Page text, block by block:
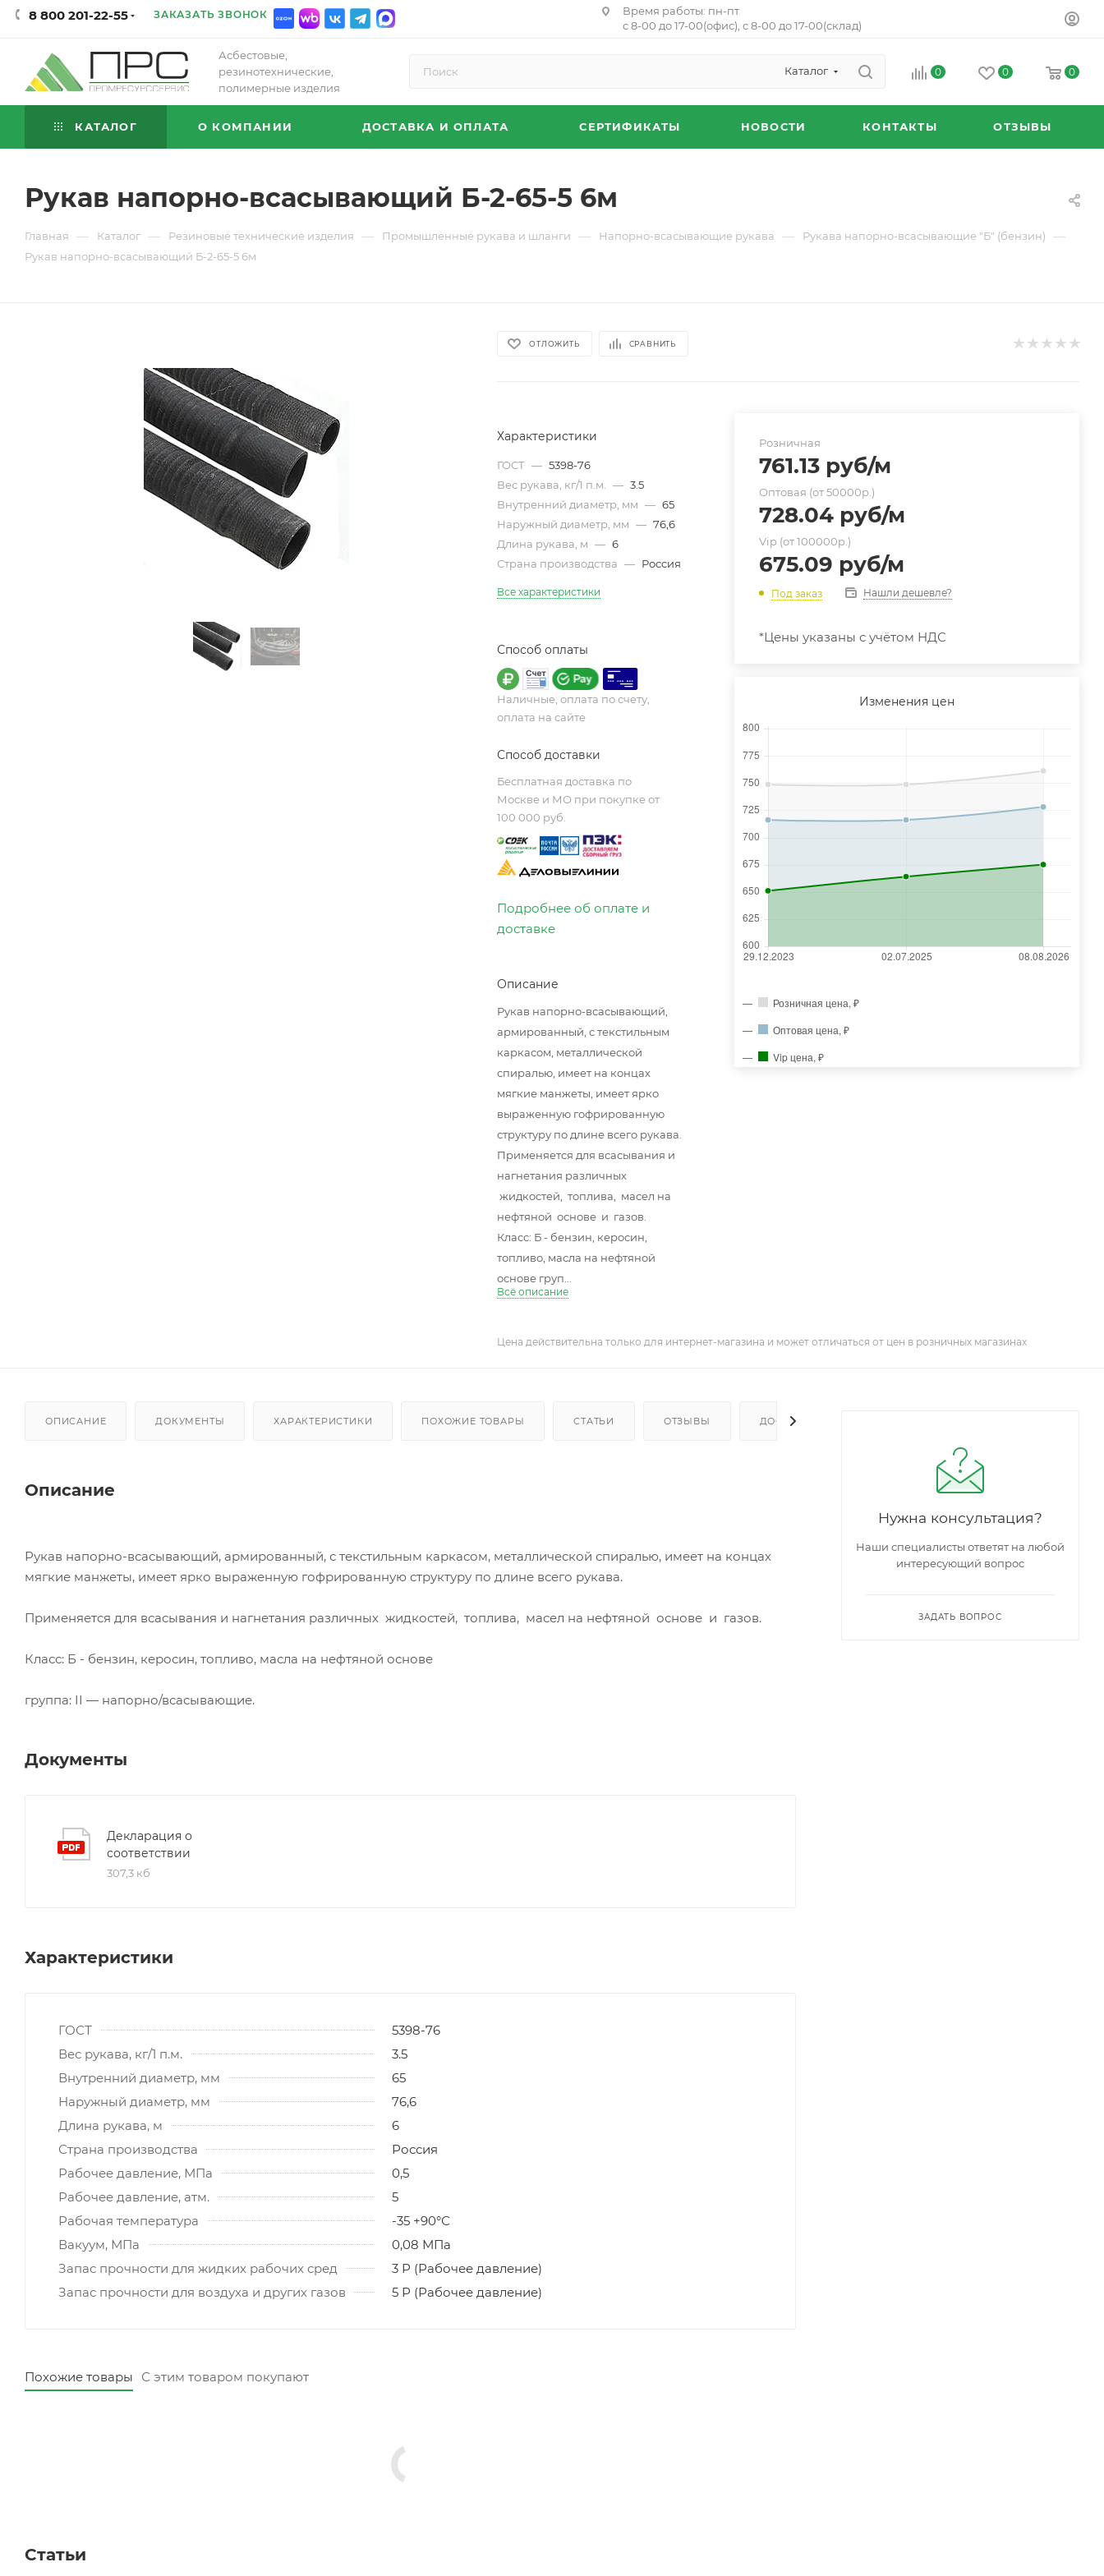
8 800 201-22-55 ЗАКАЗАТЬ ЗВОНОК
Время работы: пн-пт
с 8-00 до 17-00(офис), с 8-00 до 17-00(склад)
Асбестовые,
резинотехнические,
полимерные изделия
Каталог 0 0 0
КАТАЛОГ О КОМПАНИИ ДОСТАВКА И ОПЛАТА СЕРТИФИКАТЫ НОВОСТИ КОНТАКТЫ ОТЗЫВЫ
Рукав напорно-всасывающий Б-2-65-5 6м
Главная — Каталог — Резиновые технические изделия — Промышленные рукава и шланги — Напорно-всасывающие рукава — Рукава напорно-всасывающие "Б" (бензин) —
Рукав напорно-всасывающий Б-2-65-5 6м
ОТЛОЖИТЬ СРАВНИТЬ
Характеристики
ГОСТ — 5398-76
Вес рукава, кг/1 п.м.
— 3.5
Внутренний диаметр, мм — 65
Наружный диаметр, мм — 76,6
Длина рукава, м — 6
Страна производства — Россия
Все характеристики
Способ оплаты
Наличные, оплата по счету,
оплата на сайте
Способ доставки
Бесплатная доставка по
Москве и МО при покупке от
100 000 руб.
Подробнее об оплате и
доставке
Описание
Рукав напорно-всасывающий,
армированный, с текстильным
каркасом, металлической
спиралью, имеет на концах
мягкие манжеты, имеет ярко
выраженную гофрированную
структуру по длине всего рукава.
Применяется для всасывания и
нагнетания различных
жидкостей, топлива, масел на
нефтяной основе и газов.
Класс: Б - бензин, керосин,
топливо, масла на нефтяной
основе груп...
Всё описание
Розничная
761.13 руб/м
Оптовая (от 50000р.)
728.04 руб/м
Vip (от 100000р.)
675.09 руб/м
Под заказ Нашли дешевле?
*Цены указаны с учётом НДС
Изменения цен
Розничная цена, ₽
Оптовая цена, ₽
Vip цена, ₽
Цена действительна только для интернет-магазина и может отличаться от цен в розничных магазинах
ОПИСАНИЕ ДОКУМЕНТЫ ХАРАКТЕРИСТИКИ ПОХОЖИЕ ТОВАРЫ СТАТЬИ ОТЗЫВЫ ДОСТАВКА И ОПЛАТА
Описание
Рукав напорно-всасывающий, армированный, с текстильным каркасом, металлической спиралью, имеет на концах
мягкие манжеты, имеет ярко выраженную гофрированную структуру по длине всего рукава.
Применяется для всасывания и нагнетания различных жидкостей, топлива, масел на нефтяной основе и газов.
Класс: Б - бензин, керосин, топливо, масла на нефтяной основе
группа: II — напорно/всасывающие.
Документы
Декларация о
соответствии
307,3 кб
Характеристики
ГОСТ
5398-76
Вес рукава, кг/1 п.м.
3.5
Внутренний диаметр, мм
65
Наружный диаметр, мм
76,6
Длина рукава, м
6
Страна производства
Россия
Рабочее давление, МПа
0,5
Рабочее давление, атм.
5
Рабочая температура
-35 +90°С
Вакуум, МПа
0,08 МПа
Запас прочности для жидких рабочих сред
3 Р (Рабочее давление)
Запас прочности для воздуха и других газов
5 Р (Рабочее давление)
Похожие товары С этим товаром покупают
Статьи
Нужна консультация?
Наши специалисты ответят на любой
интересующий вопрос
ЗАДАТЬ ВОПРОС